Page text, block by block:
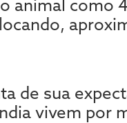
animal como
de sua
vivem por